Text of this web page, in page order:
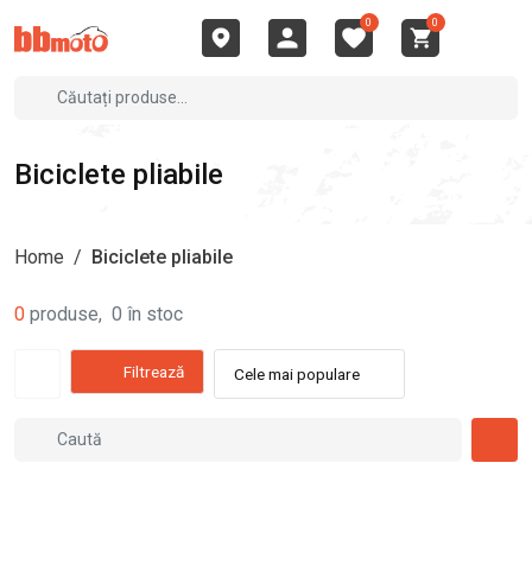
0 0
Biciclete pliabile
Home / Biciclete pliabile
0 produse, 0 în stoc
Filtrează Cele mai populare